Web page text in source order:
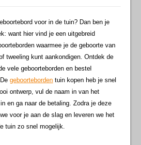
voor in de tuin? Dan ben je
want hier vind je een uitgebreid
waarmee je de geboorte van
tweeling kunt aankondigen. Ontdek de
vele geboorteborden en bestel
Degeboorteborden tuin kopen heb je snel
ontwerp, vul de naam in van het
en ga naar de betaling. Zodra je deze
voor je aan de slag en leveren we het
tuin zo snel mogelijk.